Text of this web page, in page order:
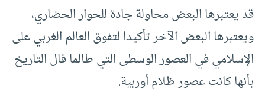
قد يعتبرها البعض محاولة جادة للحوار الحضاري،
ويعتبرها البعض الآخر تأكيدا لتفوق العالم الغربي على
الإسلامي في العصور الوسطى التي طالما قال التاريخ
بأنها كانت عصور ظلام أوربية.